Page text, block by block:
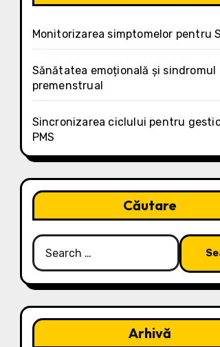
Monitorizarea simptomelor pentru
Sănătatea emoțională și sindromul
premenstrual
Sincronizarea ciclului pentru
PMS
Căutare
Search
for:
Arhivă